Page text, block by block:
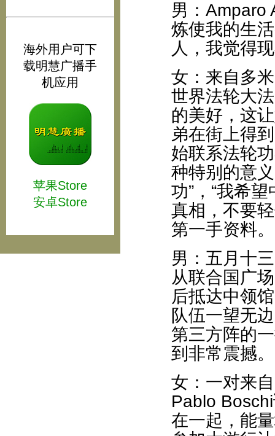
海外用户可下
载明慧广播手
机应用
苹果Store
安卓Store
男：Amparo
炼使我的生
人，我觉得
女：来自多
世界法轮大
的美好，这
弟在街上得
始联系法轮
种特别的意
功”，“我希
真相，不要
第一手资料。
男：五月十
从联合国广
后抵达中领
队伍一望无
第三方阵的
到非常震撼。
女：一对来
Pablo
在一起，能